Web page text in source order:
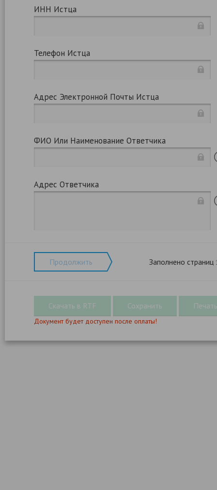
ИНН Истца
Телефон Истца
Адрес Электронной Почты Истца
ФИО Или Наименование Ответчика
Адрес Ответчика
Продолжить Заполнено страниц
Документ будет доступен после оплаты!